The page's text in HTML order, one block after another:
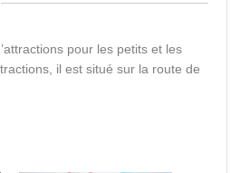
pour les petits et les
il est situé sur la route de